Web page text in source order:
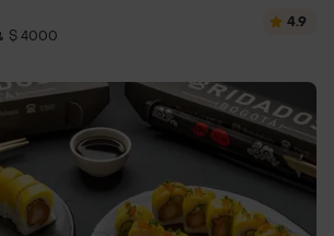
$ 4000
4.9